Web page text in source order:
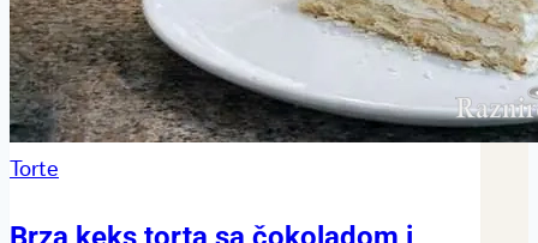
Torte